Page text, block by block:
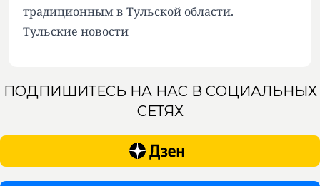
традиционным в Тульской области.
Тульские новости
ПОДПИШИТЕСЬ НА НАС В СОЦИАЛЬНЫХ
СЕТЯХ